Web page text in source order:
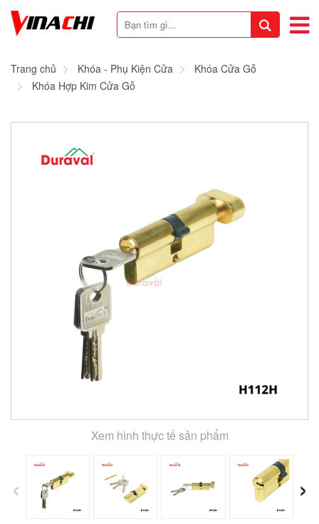
Trang chủ Khóa - Phụ Kiện Cửa
Khóa Cửa Gỗ
Khóa Hợp Kim Cửa Gỗ
Xem hình thực tế sản phẩm
‹ ›